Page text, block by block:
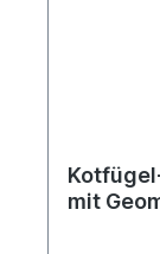
mit